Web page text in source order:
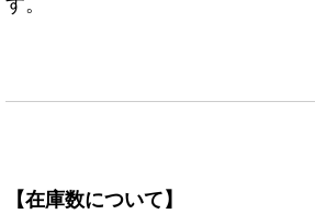
【在庫数について】